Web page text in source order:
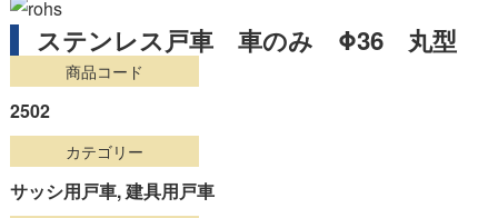
ステンレス戸車 車のみ Φ36 丸型
商品コード
2502
カテゴリー
サッシ用戸車, 建具用戸車